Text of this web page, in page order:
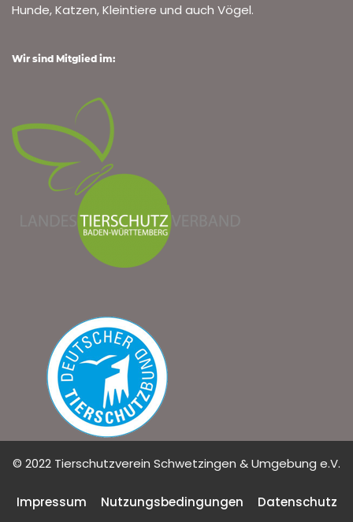
Hunde, Katzen, Kleintiere und auch Vögel.
Wir sind Mitglied im:
© 2022 Tierschutzverein Schwetzingen & Umgebung e.V.
Impressum Nutzungsbedingungen Datenschutz